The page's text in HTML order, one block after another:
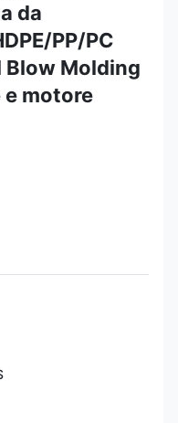
da
PP/PC
Blow Molding
motore